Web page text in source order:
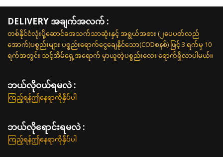
DELIVERY အချက်အလက် :
တစ်နိုင်ငံလုံးပို့ဆောင်ခအသက်သာဆုံးနှင့် အရွယ်အစား (၂ပေပတ်လည်
အောက်)ပစ္စည်းများ ပစ္စည်းရောက်ငွေချေနိုင်သော(CODစနစ်) ဖြင့် 3 ရက်မှ 10
ရက်အတွင်း သင့်အိမ်ရှေ့အရောက် မှာယူတဲ့ပစ္စည်းလေး ရောက်ရှိလာပါမယ်။
ဘယ်လို၀ယ်ရမလဲ :
ကြည့်ရန်ဤနေရာကိုနှိပ်ပါ
ဘယ်လိုရောင်းရမလဲ :
ကြည့်ရန်ဤနေရာကိုနှိပ်ပါ